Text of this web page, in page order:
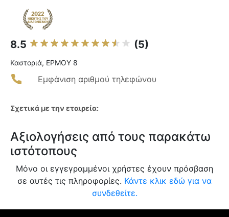
8.5 (5)
Καστοριά, ΕΡΜΟΥ 8
Εμφάνιση αριθμού τηλεφώνου
Σχετικά με την εταιρεία:
Αξιολογήσεις από τους παρακάτω
ιστότοπους
Μόνο οι εγγεγραμμένοι χρήστες έχουν πρόσβαση
σε αυτές τις πληροφορίες. Κάντε κλικ εδώ για να
συνδεθείτε.